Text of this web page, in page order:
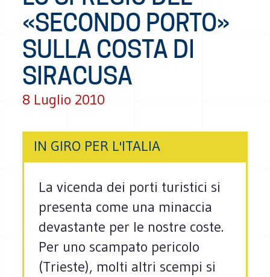
«SECONDO PORTO»
SULLA COSTA DI
SIRACUSA
8 Luglio 2010
IN GIRO PER L'ITALIA
La vicenda dei porti turistici si
presenta come una minaccia
devastante per le nostre coste.
Per uno scampato pericolo
(Trieste), molti altri scempi si